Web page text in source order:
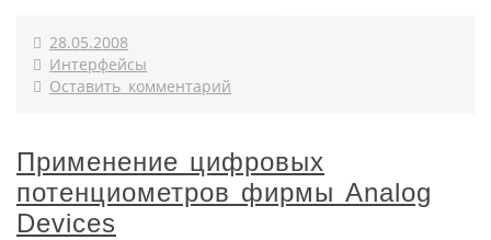
28.05.2008
Интерфейсы
Оставить комментарий
Применение цифровых
потенциометров фирмы Analog
Devices